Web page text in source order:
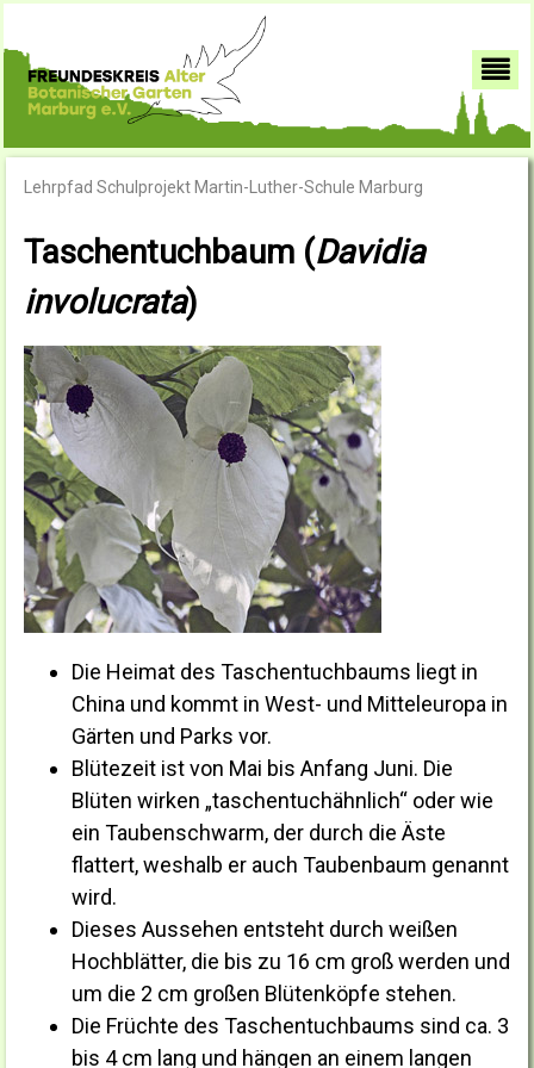
Lehrpfad Schulprojekt Martin-Luther-Schule Marburg
Taschentuchbaum (Davidia
involucrata)
Die Heimat des Taschentuchbaums liegt in
China und kommt in West- und Mitteleuropa in
Gärten und Parks vor.
Blütezeit ist von Mai bis Anfang Juni. Die
Blüten wirken „taschentuchähnlich“ oder wie
ein Taubenschwarm, der durch die Äste
flattert, weshalb er auch Taubenbaum genannt
wird.
Dieses Aussehen entsteht durch weißen
Hochblätter, die bis zu 16 cm groß werden und
um die 2 cm großen Blütenköpfe stehen.
Die Früchte des Taschentuchbaums sind ca. 3
bis 4 cm lang und hängen an einem langen